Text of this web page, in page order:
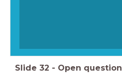
Slide 32 - Open question